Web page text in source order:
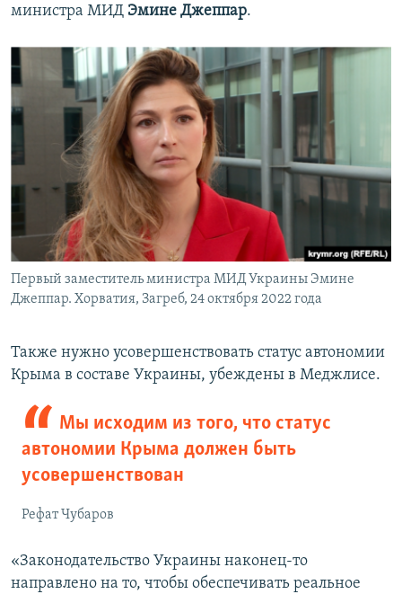
министра МИД Эмине Джеппар.
Первый заместитель министра МИД Украины Эмине
Джеппар. Хорватия, Загреб, 24 октября 2022 года
Также нужно усовершенствовать статус автономии
Крыма в составе Украины, убеждены в Меджлисе.
Мы исходим из того, что статус
автономии Крыма должен быть
усовершенствован
Рефат Чубаров
«Законодательство Украины наконец-то
направлено на то, чтобы обеспечивать реальное